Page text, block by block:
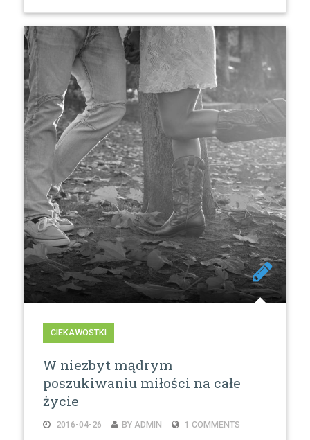
CIEKAWOSTKI
W niezbyt mądrym
poszukiwaniu miłości na całe
życie
2016-04-26 BY ADMIN 1 COMMENTS